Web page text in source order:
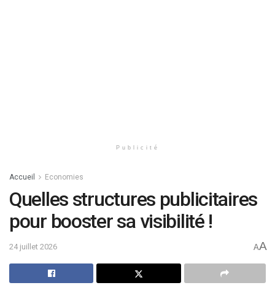
Publicité
Accueil Economies
Quelles structures publicitaires
pour booster sa visibilité !
24 juillet 2026 AA